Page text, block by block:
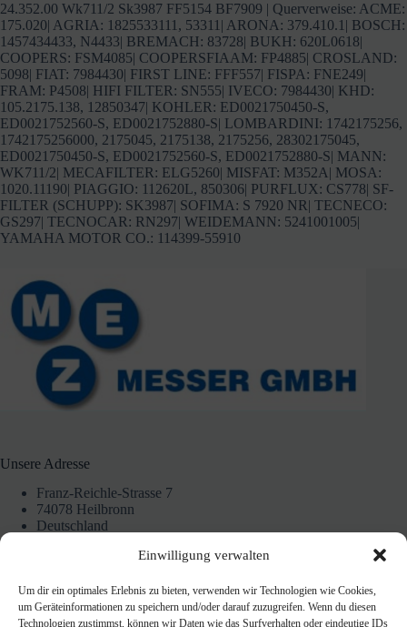
Einwilligung verwalten
Um dir ein optimales Erlebnis zu bieten, verwenden wir Technologien wie Cookies,
um Geräteinformationen zu speichern und/oder darauf zuzugreifen. Wenn du diesen
Technologien zustimmst, können wir Daten wie das Surfverhalten oder eindeutige IDs
24.352.00 Wk711/2 Sk3987 FF5154 BF7909 | Querverweise: ACME:
175.020| AGRIA: 1825533111, 53311| ARONA: 379.410.1| BOSCH:
1457434433, N4433| BREMACH: 83728| BUKH: 620L0618|
COOPERS: FSM4085| COOPERSFIAAM: FP4885| CROSLAND:
5098| FIAT: 7984430| FIRST LINE: FFF557| FISPA: FNE249|
FRAM: P4508| HIFI FILTER: SN555| IVECO: 7984430| KHD:
105.2175.138, 12850347| KOHLER: ED0021750450-S,
ED0021752560-S, ED0021752880-S| LOMBARDINI: 1742175256,
1742175256000, 2175045, 2175138, 2175256, 28302175045,
ED0021750450-S, ED0021752560-S, ED0021752880-S| MANN:
WK711/2| MECAFILTER: ELG5260| MISFAT: M352A| MOSA:
1020.11190| PIAGGIO: 112620L, 850306| PURFLUX: CS778| SF-
FILTER (SCHUPP): SK3987| SOFIMA: S 7920 NR| TECNECO:
GS297| TECNOCAR: RN297| WEIDEMANN: 5241001005|
YAMAHA MOTOR CO.: 114399-55910
Unsere Adresse
Franz-Reichle-Strasse 7
74078 Heilbronn
Deutschland
Unsere Ladenöffnungszeiten